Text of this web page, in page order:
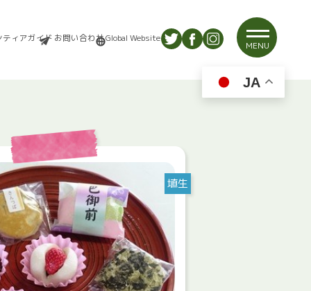
ティアガイド お問い合わせGlobal Website
MENU
JA
埴生